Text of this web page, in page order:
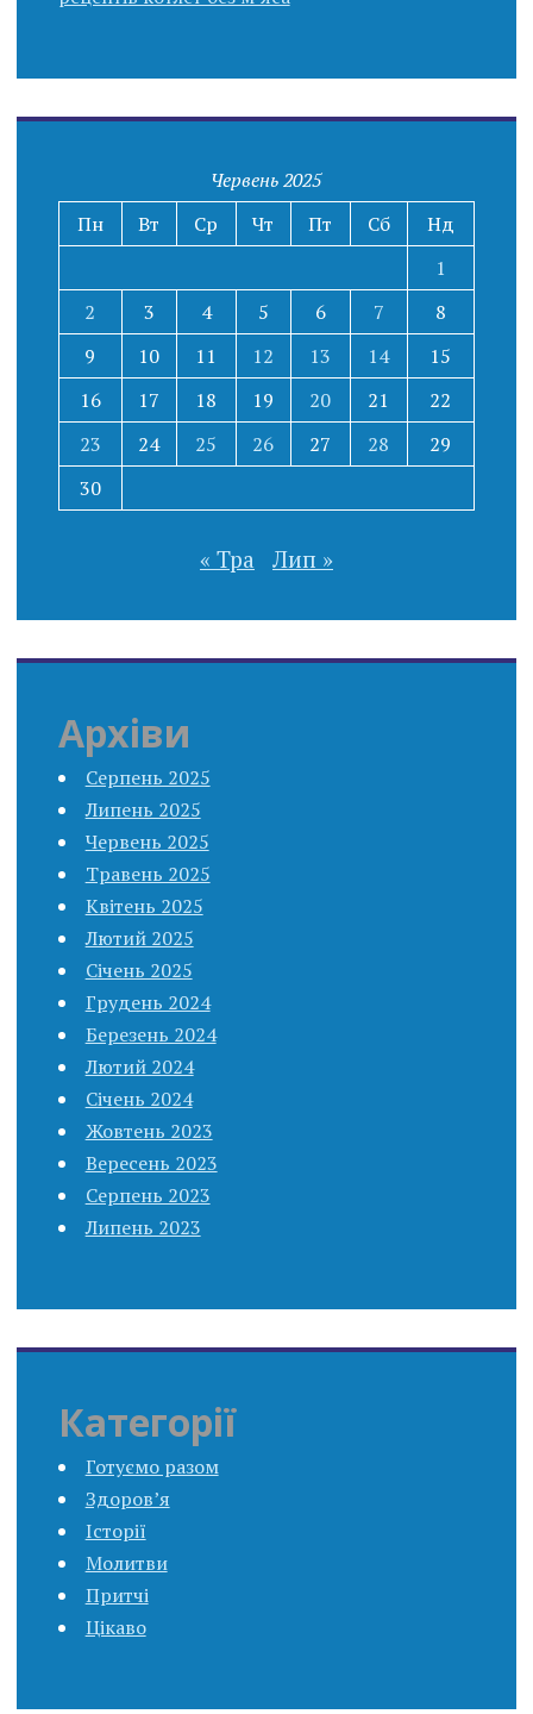
Червень 2025
Пн
Вт Ср Чт Пт Сб
Нд
1
2
3 4 5 6 7
8
9
10 11 12 13 14
15
16
17 18 19 20 21
22
23
24 25 26 27 28
29
30
« Тра Лип »
Архіви
Серпень 2025
Липень 2025
Червень 2025
Травень 2025
Квітень 2025
Лютий 2025
Січень 2025
Грудень 2024
Березень 2024
Лютий 2024
Січень 2024
Жовтень 2023
Вересень 2023
Серпень 2023
Липень 2023
Категорії
Готуємо разом
Здоров’я
Історії
Молитви
Притчі
Цікаво